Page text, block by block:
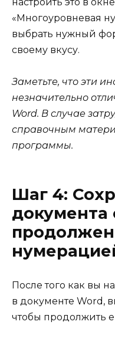
«Многоуровневая
выбрать нужный
своему вкусу.
Заметьте, что эти
незначительно
Word. В случае
справочным
программы.
Шаг 4:
документа
После того как вы
в документе Word,
чтобы продолжить